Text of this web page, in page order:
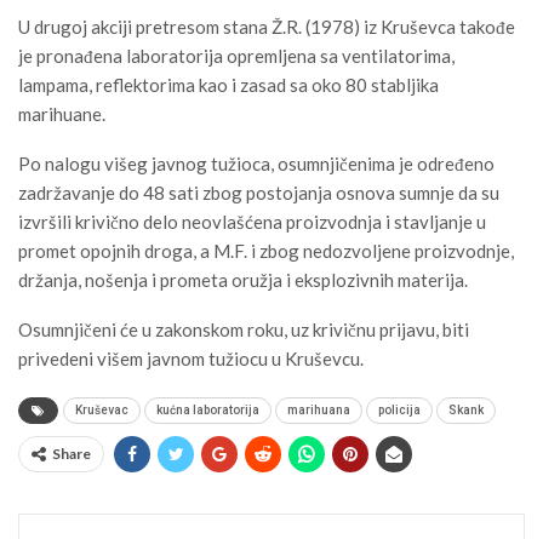
U drugoj akciji pretresom stana Ž.R. (1978) iz Kruševca takođe
je pronađena laboratorija opremljena sa ventilatorima,
lampama, reflektorima kao i zasad sa oko 80 stabljika
marihuane.
Po nalogu višeg javnog tužioca, osumnjičenima je određeno
zadržavanje do 48 sati zbog postojanja osnova sumnje da su
izvršili krivično delo neovlašćena proizvodnja i stavljanje u
promet opojnih droga, a M.F. i zbog nedozvoljene proizvodnje,
držanja, nošenja i prometa oružja i eksplozivnih materija.
Osumnjičeni će u zakonskom roku, uz krivičnu prijavu, biti
privedeni višem javnom tužiocu u Kruševcu.
Kruševac kućna laboratorija marihuana policija Skank
Share